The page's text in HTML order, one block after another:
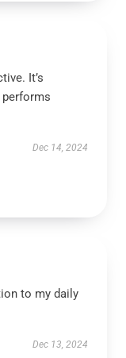
It’s
Dec 14, 2024
to my daily
Dec 13, 2024